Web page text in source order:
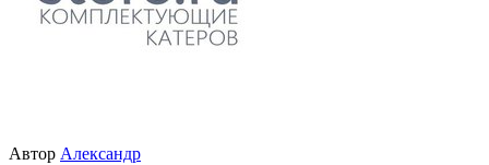
Автор Александр